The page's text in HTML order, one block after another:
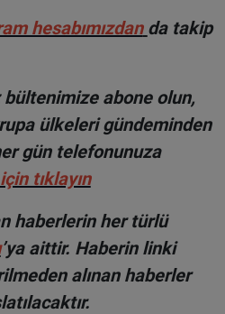
hesabımızdan da takip
abone olun,
ülkeleri gündeminden
gün telefonunuza
tıklayın
haberlerin her türlü
’ya aittir. Haberin linki
alınan haberler